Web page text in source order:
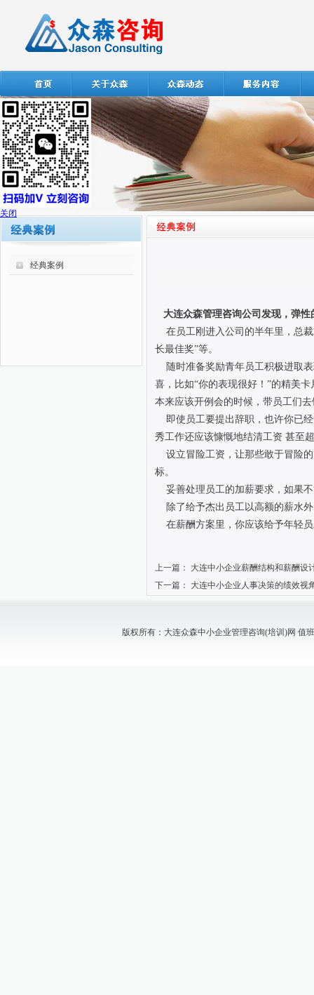
经典案例
大连众森管理咨询公司发现，弹
在员工刚进入公司的半年里，总裁
长最佳奖”等。
随时准备奖励青年员工积极进取
喜，比如“你的表现很好！”的精美
本来应该开例会的时候，带员工们
即使员工要提出辞职，也许你已
秀工作还应该慷慨地结清工资 甚至
设立冒险工资，让那些敢于冒险
标。
妥善处理员工的加薪要求，如果
除了给予杰出员工以高额的薪水
在薪酬方案里，你应该给予年轻
上一篇：
大连中小企业薪酬结构和薪酬设
下一篇：
大连中小企业人事决策的绩效视
版权所有：大连众森中小企业管理咨询(培训)网 值
关闭